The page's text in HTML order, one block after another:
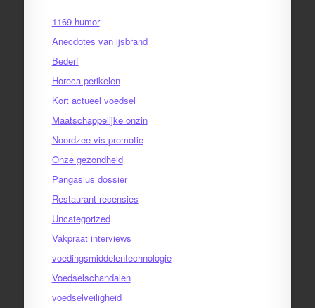
1169 humor
Anecdotes van ijsbrand
Bederf
Horeca perikelen
Kort actueel voedsel
Maatschappelijke onzin
Noordzee vis promotie
Onze gezondheid
Pangasius dossier
Restaurant recensies
Uncategorized
Vakpraat interviews
voedingsmiddelentechnologie
Voedselschandalen
voedselveiligheid